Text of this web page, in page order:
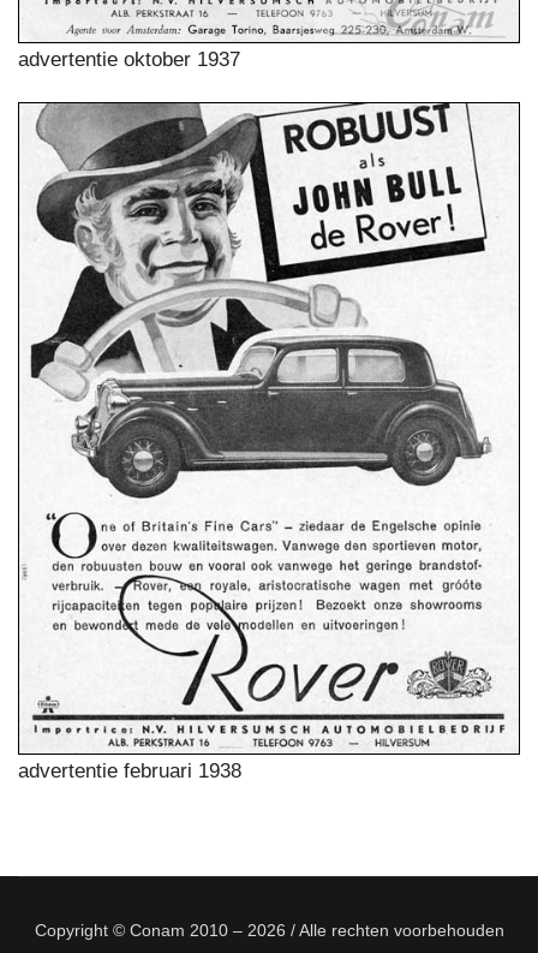
advertentie oktober 1937
advertentie februari 1938
Copyright © Conam 2010 – 2026 / Alle rechten voorbehouden